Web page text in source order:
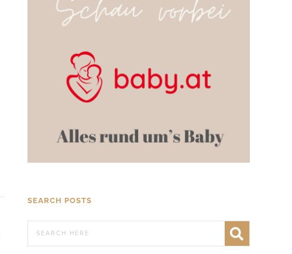
SEARCH POSTS